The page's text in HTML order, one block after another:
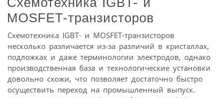
MOSFET-транзисторов
Схемотехника IGBT- и MOSFET-транзисторов
несколько различается из-за различий в кристаллах,
подложках и даже терминологии электродов, однако
производственная база и технологические установки
довольно схожи, что позволяет достаточно быстро
осуществить переход на промышленный выпуск.